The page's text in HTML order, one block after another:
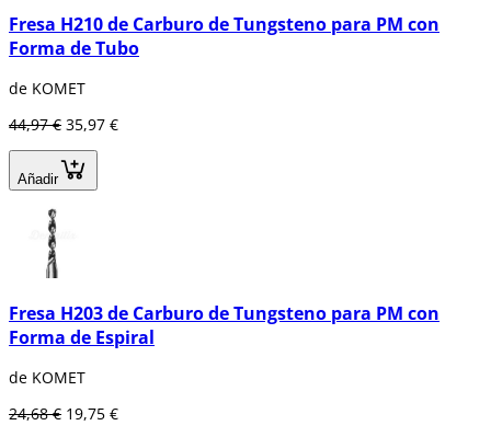
fresa.
Fresa H210 de Carburo de Tungsteno para PM con
Forma de Tubo
de KOMET
44,97 € 35,97 €
Añadir
Fresa H203 de Carburo de Tungsteno para PM con
Forma de Espiral
de KOMET
24,68 € 19,75 €